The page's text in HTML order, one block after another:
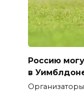
Россию
в